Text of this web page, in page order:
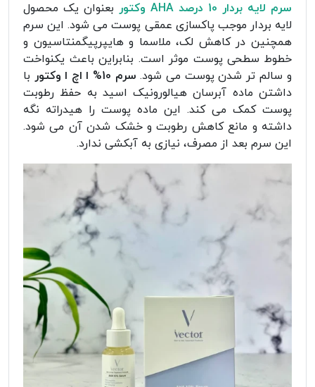
سرم لایه بردار 10 درصد AHA وکتور
بعنوان یک محصول
لایه بردار موجب پاکسازی عمقی پوست می شود. این سرم
همچنین در کاهش لک، ملاسما و هایپرپیگمنتاسیون و
خطوط سطحی پوست موثر است. بنابراین باعث یکنواخت
و سالم تر شدن پوست می شود. سرم 10% ا اچ ا وکتور
با
داشتن ماده آبرسان هیالورونیک اسید به حفظ رطوبت
پوست کمک می کند. این ماده پوست را هیدراته نگه
داشته و مانع کاهش رطوبت و خشک شدن آن می شود.
این سرم بعد از مصرف، نیازی به آبکشی ندارد.